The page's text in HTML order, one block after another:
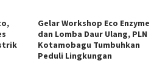
Gelar Workshop Eco Enzyme
dan Lomba Daur Ulang, PLN
Kotamobagu Tumbuhkan
Peduli Lingkungan